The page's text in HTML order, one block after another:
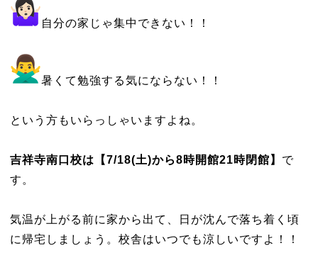
自分の家じゃ集中できない！！
暑くて勉強する気にならない！！
という方もいらっしゃいますよね。
吉祥寺南口校は【7/18(土)から8時開館21時閉館】 で
す。
気温が上がる前に家から出て、日が沈んで落ち着く頃
に帰宅しましょう。校舎はいつでも涼しいですよ！！